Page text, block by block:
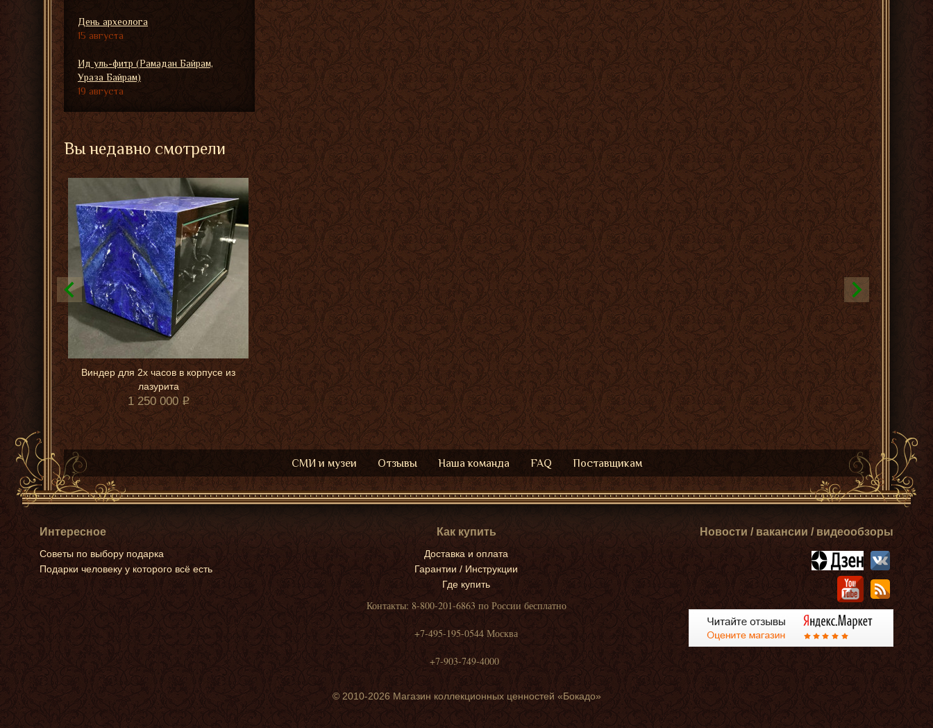
День археолога
15 августа
Ид уль-фитр (Рамадан Байрам,
Ураза Байрам)
19 августа
Вы недавно смотрели
Виндер для 2х часов в корпусе из
лазурита
1 250 000
СМИ и музеи Отзывы Наша команда FAQ Поставщикам
Интересное
Советы по выбору подарка
Подарки человеку у которого всё есть
Как купить
Доставка и оплата
Гарантии / Инструкции
Где купить
Контакты: 8-800-201-6863 по России бесплатно
+7-495-195-0544 Москва
+7-903-749-4000
Новости / вакансии / видеообзоры
© 2010-2026 Магазин коллекционных ценностей «Бокадо»